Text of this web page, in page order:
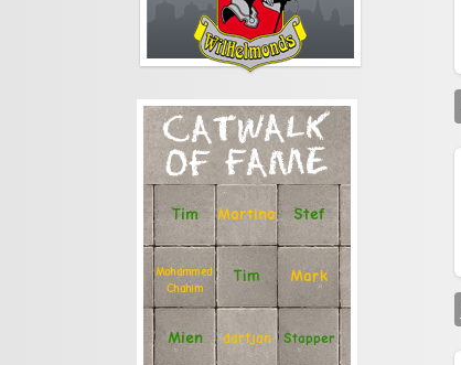
CATWALK
OF FAME
Tim Martina Stef
Mohammed
Chahim
Tim Mark
Mien dartjan Stapper